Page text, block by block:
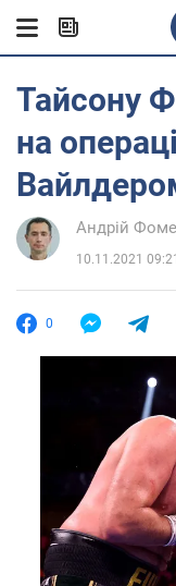
Тайсону
на
Андрій
10.11.2021 09:21
0